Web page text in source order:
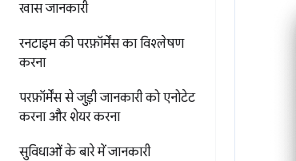
खास जानकारी
रनटाइम की परफ़ॉर्मेंस का विश्लेषण
करना
परफ़ॉर्मेंस से जुड़ी जानकारी को एनोटेट
करना और शेयर करना
सुविधाओं के बारे में जानकारी